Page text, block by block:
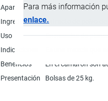
Para más información
enlace.
Apariencia
Sustancia en polvo
Ingredientes
Extracto de polvo de
Uso
En mezclas de
Indicaciones
Es una mezcla que
Beneficios
En el camarón son
Presentación
Bolsas de 25 kg.